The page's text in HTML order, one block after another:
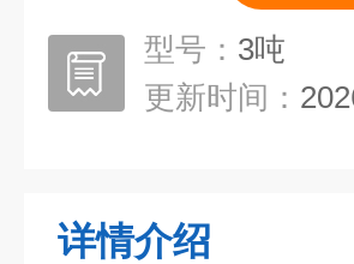
型号： 3吨
更新时间：
详情介绍